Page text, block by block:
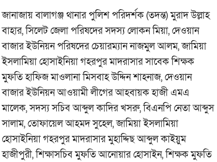
জানাজায় বালাগঞ্জ থানার পুলিশ পরিদর্শক (তদন্ত) মুরাদ উল্লাহ
বাহার, সিলেট জেলা পরিষদের সদস্য লোকন মিয়া, দেওয়ান
বাজার ইউনিয়ন পরিষদের চেয়ারম্যান নাজমুল আলম, জামিয়া
ইসলামিয়া হোসাইনিয়া গহরপুর মাদরাসার সাবেক শিক্ষক
মুফতি হাফিজ মাওলানা মিসবাহ উদ্দিন শাহনাজ, দেওয়ান
বাজার ইউনিয়ন আওয়ামী লীগের আহবায়ক হাজী এমএ
মালেক, সদস্য সচিব আব্দুল কাদির খসরু, বিএনপি নেতা আব্দুস
সালাম, তোফায়েল আহমদ সুহেল, জামিয়া ইসলামিয়া
হোসাইনিয়া গহরপুর মাদরাসার মুহাদ্দিছ আব্দুল কাইয়ুম
হাজীপুরী, শিক্ষাসচিব মুফতি আনোয়ার হোসাইন, শিক্ষক মুফতি